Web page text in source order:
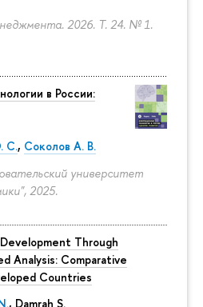
2026. Т. 24. № 1.
в России:
С., Соколов А. В.
университет
2025.
Through
Analysis: Comparative
Countries
, Damrah S.